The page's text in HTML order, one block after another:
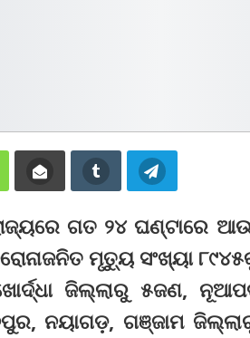
ଗତ ୨୪ ଘଣ୍ଟାରେ ଆଉ
ମୃତ୍ୟୁ ସଂଖ୍ୟା
ଜିଲ୍ଲାରୁ ୫ଜଣ,
ନୟାଗଡ଼, ଗଞ୍ଜାମ